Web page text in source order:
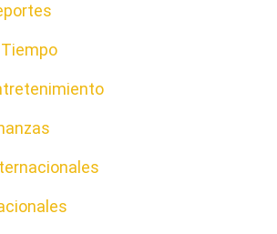
Tiempo